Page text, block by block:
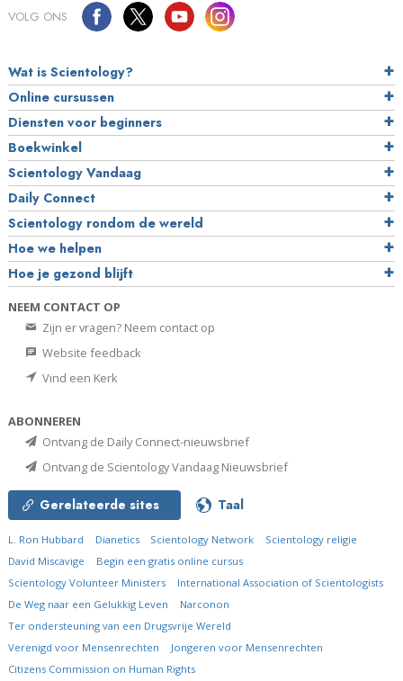
VOLG ONS
Wat is Scientology?
Online cursussen
Diensten voor beginners
Boekwinkel
Scientology Vandaag
Daily Connect
Scientology rondom de wereld
Hoe we helpen
Hoe je gezond blijft
NEEM CONTACT OP
Zijn er vragen? Neem contact op
Website feedback
Vind een Kerk
ABONNEREN
Ontvang de Daily Connect-nieuwsbrief
Ontvang de Scientology Vandaag Nieuwsbrief
Gerelateerde sites Taal
L. Ron Hubbard Dianetics Scientology Network
Scientology religie
David Miscavige
Begin een gratis online cursus
Scientology Volunteer Ministers
International Association of Scientologists
De Weg naar een Gelukkig Leven
Narconon
Ter ondersteuning van een Drugsvrije Wereld
Verenigd voor Mensenrechten
Jongeren voor Mensenrechten
Citizens Commission on Human Rights